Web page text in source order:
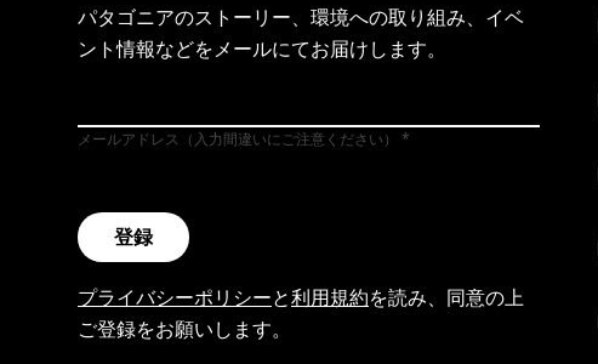
パタゴニアのストーリー、環境への取り組み、イベ
ント情報などをメールにてお届けします。
メールアドレス（入力間違いにご注意ください）
登録
プライバシーポリシーと利用規約を読み、同意の上
ご登録をお願いします。